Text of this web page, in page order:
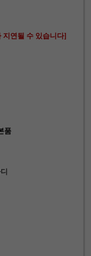
지연될 수 있습니다]
품